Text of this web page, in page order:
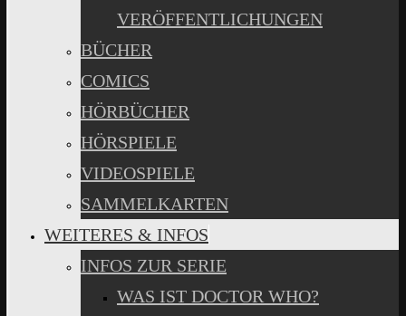
VERÖFFENTLICHUNGEN
BÜCHER
COMICS
HÖRBÜCHER
HÖRSPIELE
VIDEOSPIELE
SAMMELKARTEN
WEITERES & INFOS
INFOS ZUR SERIE
WAS IST DOCTOR WHO?